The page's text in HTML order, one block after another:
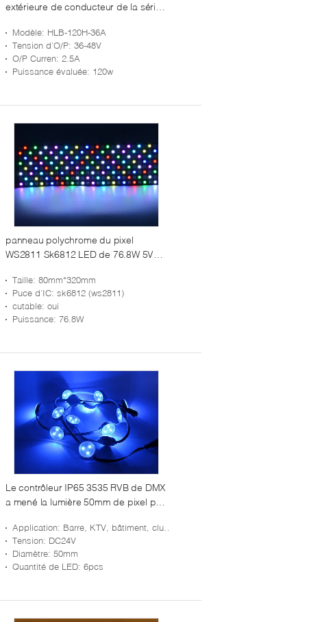
extérieure de conducteur de la série
Modèle: HLB-120H-36A
Tension d'O/P: 36-48V
O/P Curren: 2.5A
Puissance évaluée: 120w
panneau polychrome du pixel
WS2811 Sk6812 LED de 76.8W 5V
Taille: 80mm*320mm
Puce d'IC: sk6812 (ws2811)
cutable: oui
Puissance: 76.8W
Le contrôleur IP65 3535 RVB de DMX
a mené la lumière 50mm de pixel pour
Application: Barre, KTV, bâtiment, club et ainsi de suite
Tension: DC24V
Diamètre: 50mm
Quantité de LED: 6pcs